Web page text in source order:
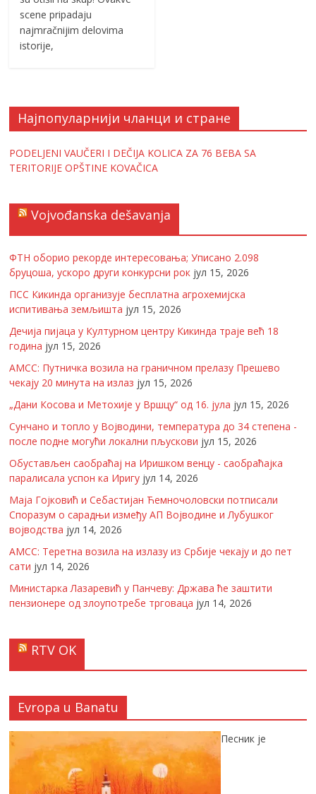
scene pripadaju
najmračnijim delovima
istorije,
Најпопуларнији чланци и стране
PODELJENI VAUČERI I DEČIJA KOLICA ZA 76 BEBA SA
TERITORIJE OPŠTINE KOVAČICA
Vojvođanska dešavanja
ФТН оборио рекорде интересовања; Уписано 2.098
бруцоша, ускоро други конкурсни рок јул 15, 2026
ПСС Кикинда организује бесплатна агрохемијска
испитивања земљишта јул 15, 2026
Дечија пијаца у Културном центру Кикинда траје већ 18
година јул 15, 2026
АМСС: Путничка возила на граничном прелазу Прешево
чекају 20 минута на излаз јул 15, 2026
„Дани Косова и Метохије у Вршцу“ од 16. јула јул 15, 2026
Сунчано и топло у Војводини, температура до 34 степена -
после подне могући локални пљускови јул 15, 2026
Обустављен саобраћај на Иришком венцу - саобраћајка
паралисала успон ка Иригу јул 14, 2026
Маја Гојковић и Себастијан Ћемночоловски потписали
Споразум о сарадњи између АП Војводине и Лубушког
војводства јул 14, 2026
АМСС: Теретна возила на излазу из Србије чекају и до пет
сати јул 14, 2026
Министарка Лазаревић у Панчеву: Држава ће заштити
пензионере од злоупотребе трговаца јул 14, 2026
RTV OK
Evropa u Banatu
Песник је